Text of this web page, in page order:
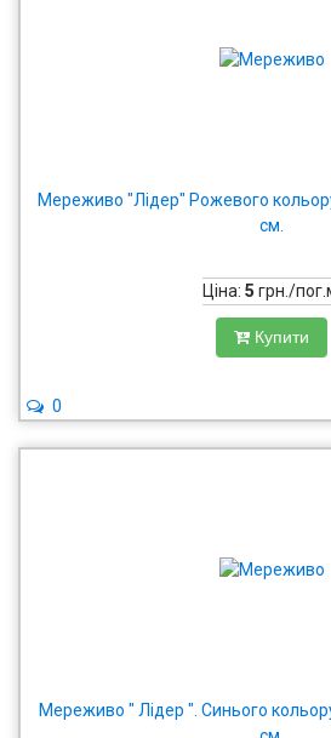
Мереживо "Лідер" Рожевого
см.
Ціна: 5 грн./
Купити
0
Мереживо " Лідер ". Синього